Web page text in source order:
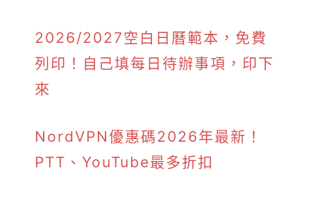
2026/2027空白日曆範本，免費
列印！自己填每日待辦事項，印下
來
NordVPN優惠碼2026年最新！
PTT、YouTube最多折扣